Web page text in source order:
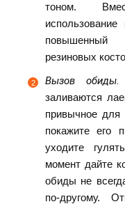
тоном.
повышенный
резиновых
Вызов обиды.
заливаются
привычное для
покажите его
уходите
момент дайте
обиды не
по-другому.